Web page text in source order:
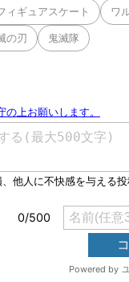
ィギュアスケート ワ
の刃 鬼滅隊